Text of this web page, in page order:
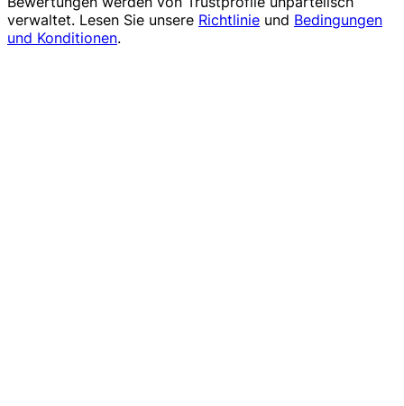
verwaltet. Lesen Sie unsere Richtlinie und Bedingungen
und Konditionen.